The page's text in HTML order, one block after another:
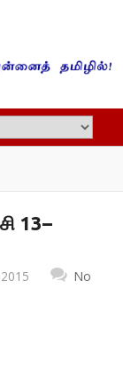
13–
No